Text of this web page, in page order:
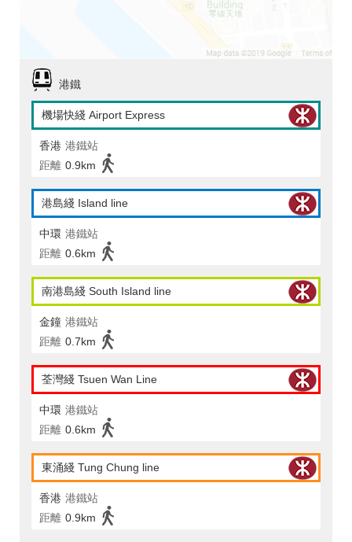
港鐵
機場快綫 Airport Express
香港 港鐵站
距離 0.9km
港島綫 Island line
中環 港鐵站
距離 0.6km
南港島綫 South Island line
金鐘 港鐵站
距離 0.7km
荃灣綫 Tsuen Wan Line
中環 港鐵站
距離 0.6km
東涌綫 Tung Chung line
香港 港鐵站
距離 0.9km